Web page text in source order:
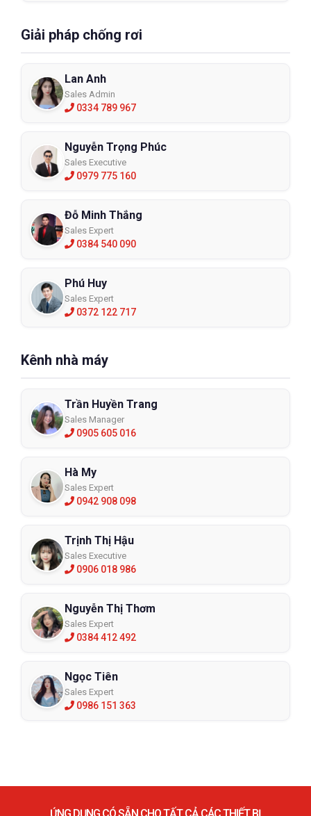
Giải pháp chống rơi
Lan Anh
Sales Admin
0334 789 967
Nguyễn Trọng Phúc
Sales Executive
0979 775 160
Đỗ Minh Thắng
Sales Expert
0384 540 090
Phú Huy
Sales Expert
0372 122 717
Kênh nhà máy
Trần Huyền Trang
Sales Manager
0905 605 016
Hà My
Sales Expert
0942 908 098
Trịnh Thị Hậu
Sales Executive
0906 018 986
Nguyễn Thị Thơm
Sales Expert
0384 412 492
Ngọc Tiên
Sales Expert
0986 151 363